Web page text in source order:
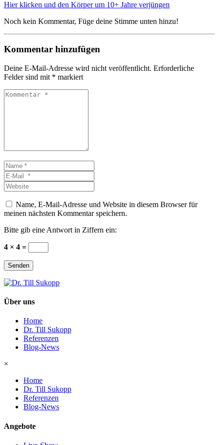
Hier klicken und den Körper um 10+ Jahre verjüngen
Noch kein Kommentar, Füge deine Stimme unten hinzu!
Kommentar hinzufügen
Deine E-Mail-Adresse wird nicht veröffentlicht. Erforderliche
Felder sind mit * markiert
Kommentar
Name
*E-
Mail
*
Website
Name, E-Mail-Adresse und Website in diesem Browser für
meinen nächsten Kommentar speichern.
Bitte gib eine Antwort in Ziffern ein:
4 × 4 =
Senden
Über uns
Home
Dr. Till Sukopp
Referenzen
Blog-News
×
Home
Dr. Till Sukopp
Referenzen
Blog-News
Angebote